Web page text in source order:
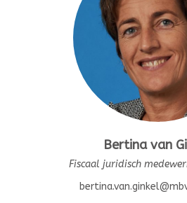
Bertina van
Fiscaal juridisch